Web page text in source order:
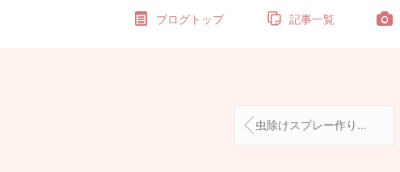
ブログトップ 記事一覧
虫除けスプレー作りのためのハーブを仕込みました